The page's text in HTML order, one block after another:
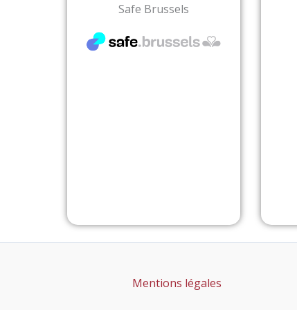
Safe Brussels
Mentions légales